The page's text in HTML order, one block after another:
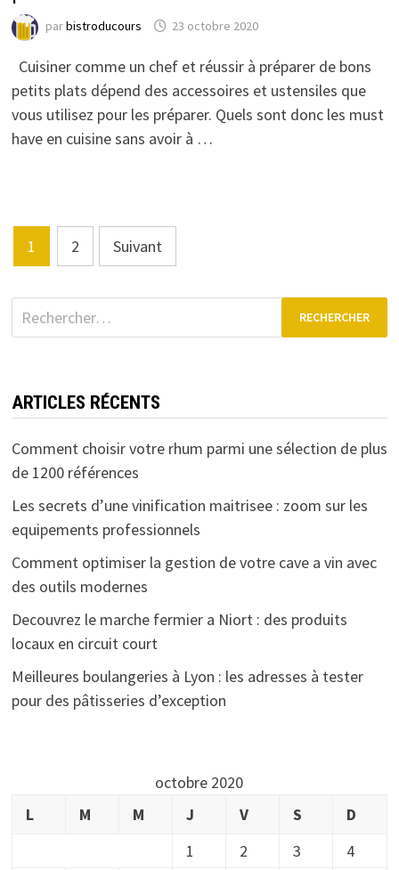
parbistroducours 23 octobre 2020
Cuisiner comme un chef et réussir à préparer de bons
petits plats dépend des accessoires et ustensiles que
vous utilisez pour les préparer. Quels sont donc les must
have en cuisine sans avoir à …
Pagination
des
publications
1 2 Suivant
Rechercher :
ARTICLES RÉCENTS
Comment choisir votre rhum parmi une sélection de plus
de 1200 références
Les secrets d’une vinification maitrisee : zoom sur les
equipements professionnels
Comment optimiser la gestion de votre cave a vin avec
des outils modernes
Decouvrez le marche fermier a Niort : des produits
locaux en circuit court
Meilleures boulangeries à Lyon : les adresses à tester
pour des pâtisseries d’exception
octobre 2020
L
M M J V S
D
1
2 3
4